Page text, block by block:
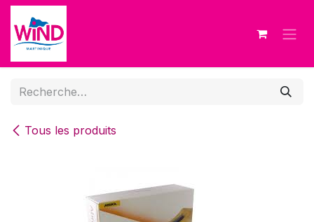
Se rendre au contenu
Tous les produits